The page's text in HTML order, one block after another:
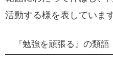
活動する様を表しています
『勉強を頑張る』の類語